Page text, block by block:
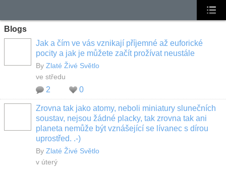
Blogs
Jak a čím ve vás vznikají příjemné až euforické
pocity a jak je můžete začít prožívat neustále
By Zlaté Živé Světlo
ve středu
2 0
Zrovna tak jako atomy, neboli miniatury slunečních
soustav, nejsou žádné placky, tak zrovna tak ani
planeta nemůže být vznášející se lívanec s dírou
uprostřed. .-)
By Zlaté Živé Světlo
v úterý